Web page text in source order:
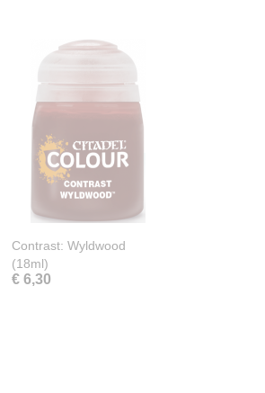
Contrast: Wyldwood
(18ml)
€ 6,30